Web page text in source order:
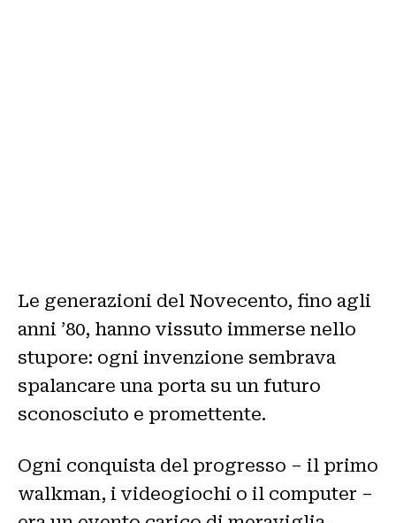
Le generazioni del Novecento, fino agli
anni ’80, hanno vissuto immerse nello
stupore: ogni invenzione sembrava
spalancare una porta su un futuro
sconosciuto e promettente.
Ogni conquista del progresso – il primo
walkman, i videogiochi o il computer –